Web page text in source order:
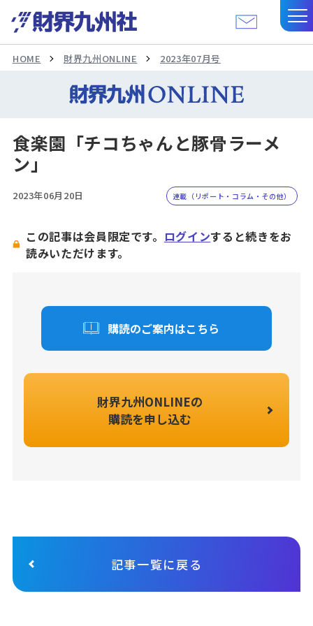
HOME 財界九州ONLINE 2023年07月号
食楽園「チコちゃんと豚骨ラーメ
ン」
2023年06月20日 連載（リポート・コラム・その他）
この記事は会員限定です。 ログインすると続きをお
読みいただけます。
購読のご案内はこちら
財界九州ONLINEの
購読を申し込む
記事一覧に戻る